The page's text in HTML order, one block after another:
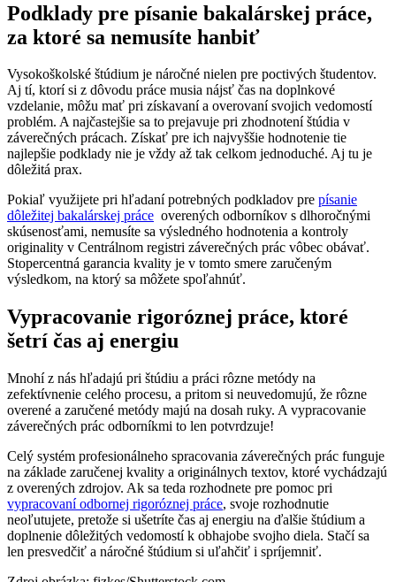
Podklady pre písanie bakalárskej práce,
za ktoré sa nemusíte hanbiť
Vysokoškolské štúdium je náročné nielen pre poctivých študentov.
Aj tí, ktorí si z dôvodu práce musia nájsť čas na doplnkové
vzdelanie, môžu mať pri získavaní a overovaní svojich vedomostí
problém. A najčastejšie sa to prejavuje pri zhodnotení štúdia v
záverečných prácach. Získať pre ich najvyššie hodnotenie tie
najlepšie podklady nie je vždy až tak celkom jednoduché. Aj tu je
dôležitá prax.
Pokiaľ využijete pri hľadaní potrebných podkladov pre písanie
dôležitej bakalárskej práce overených odborníkov s dlhoročnými
skúsenosťami, nemusíte sa výsledného hodnotenia a kontroly
originality v Centrálnom registri záverečných prác vôbec obávať.
Stopercentná garancia kvality je v tomto smere zaručeným
výsledkom, na ktorý sa môžete spoľahnúť.
Vypracovanie rigoróznej práce, ktoré
šetrí čas aj energiu
Mnohí z nás hľadajú pri štúdiu a práci rôzne metódy na
zefektívnenie celého procesu, a pritom si neuvedomujú, že rôzne
overené a zaručené metódy majú na dosah ruky. A vypracovanie
záverečných prác odborníkmi to len potvrdzuje!
Celý systém profesionálneho spracovania záverečných prác funguje
na základe zaručenej kvality a originálnych textov, ktoré vychádzajú
z overených zdrojov. Ak sa teda rozhodnete pre pomoc pri
vypracovaní odbornej rigoróznej práce, svoje rozhodnutie
neoľutujete, pretože si ušetríte čas aj energiu na ďalšie štúdium a
doplnenie dôležitých vedomostí k obhajobe svojho diela. Stačí sa
len presvedčiť a náročné štúdium si uľahčiť i spríjemniť.